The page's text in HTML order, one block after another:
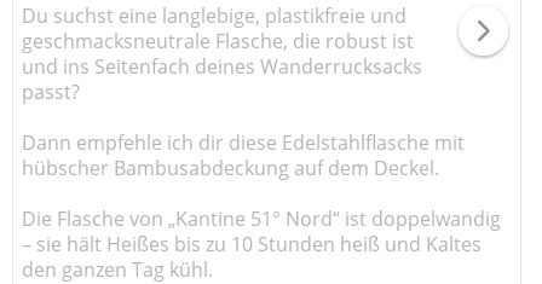
Du suchst eine langlebige, plastikfreie und
geschmacksneutrale Flasche, die robust ist
und ins Seitenfach deines Wanderrucksacks
passt?
Dann empfehle ich dir diese Edelstahlflasche mit
hübscher Bambusabdeckung auf dem Deckel.
Die Flasche von „Kantine 51° Nord“ ist doppelwandig
– sie hält Heißes bis zu 10 Stunden heiß und Kaltes
den ganzen Tag kühl.